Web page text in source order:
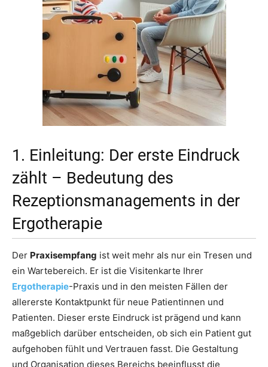
1. Einleitung: Der erste Eindruck
zählt – Bedeutung des
Rezeptionsmanagements in der
Ergotherapie
Der Praxisempfang ist weit mehr als nur ein Tresen und
ein Wartebereich. Er ist die Visitenkarte Ihrer
Ergotherapie-Praxis und in den meisten Fällen der
allererste Kontaktpunkt für neue Patientinnen und
Patienten. Dieser erste Eindruck ist prägend und kann
maßgeblich darüber entscheiden, ob sich ein Patient gut
aufgehoben fühlt und Vertrauen fasst. Die Gestaltung
und Organisation dieses Bereichs beeinflusst die